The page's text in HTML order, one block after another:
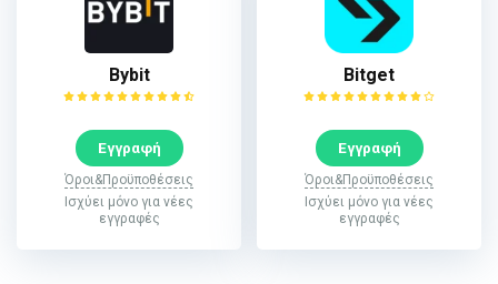
Bybit
Εγγραφή
Όροι&Προϋποθέσεις
Ισχύει μόνο για νέες
εγγραφές
Bitget
Εγγραφή
Όροι&Προϋποθέσεις
Ισχύει μόνο για νέες
εγγραφές